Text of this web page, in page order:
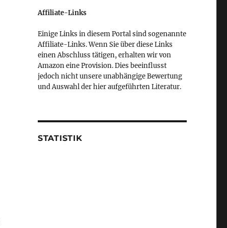
Affiliate-Links
Einige Links in diesem Portal sind sogenannte
Affiliate-Links. Wenn Sie über diese Links
einen Abschluss tätigen, erhalten wir von
Amazon eine Provision. Dies beeinflusst
jedoch nicht unsere unabhängige Bewertung
und Auswahl der hier aufgeführten Literatur.
STATISTIK